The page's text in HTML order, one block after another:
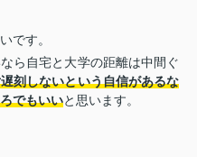
です。
ら自宅と大学の距離は中間ぐ
刻しないという自信があるな
でもいいと思います。